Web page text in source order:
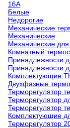
16А
Белые
Недорогие
Механические
Механические
Механические для
Комнатный
Принадлежности
Принадлежности
Комплектующие
Двухфазные
Терморегулятор
Терморегулятор
Терморегулятор
Комплектующие
Терморегулятор